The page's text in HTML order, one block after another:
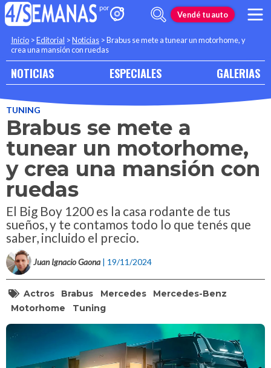
Vendé tu auto
Inicio >Editorial >Noticias >Brabus se mete a tunear un motorhome, y
crea una mansión con ruedas
NOTICIAS ESPECIALES GALERIAS
TUNING
Brabus se mete a
tunear un motorhome,
y crea una mansión con
ruedas
El Big Boy 1200 es la casa rodante de tus
sueños, y te contamos todo lo que tenés que
saber, incluido el precio.
Juan Ignacio Gaona | 19/11/2024
Actros Brabus Mercedes
Mercedes-Benz
Motorhome
Tuning